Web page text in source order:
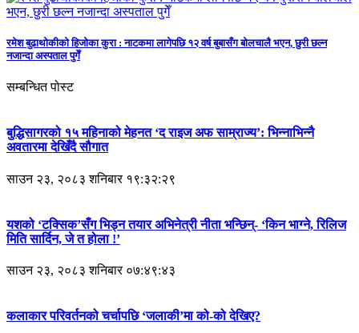
रमेश बुढाथोकीको हिजोका कुरा : नाटकमा लागेपछि १२ वर्ष बुबासँग बोलचालै भएन, छुरी छल्न
नजान्दा अस्पताल पुगेँ
सम्बन्धित पोस्ट
बुद्धिसागरको १५ महिनाको मेहनत ‘द राइज अफ साम्राज्य’: भिन्नाभिन्नै
अवतारमा देखिँदै सौगात
साउन २३, २०८३ शनिबार १९:३२:२९
यशको ‘टक्सिक’सँग भिड्न तयार अभिनेत्री नीता भन्छिन्- ‘किन भाग्ने, रिलिज
मिति सार्दिन, जे त होला !’
साउन २३, २०८३ शनिबार ०७:४९:४३
कलाकार परिवर्तनको चर्चापछि ‘जलाकी’मा को-को देखिए?